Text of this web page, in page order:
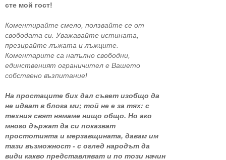
сте мой гост!
Коментирайте смело, ползвайте се от
свободата си. Уважавайте истината,
презирайте лъжата и лъжците.
Коментарите са напълно свободни,
единственият ограничител е Вашето
собствено възпитание!
На простаците бих дал съвет изобщо да
не идват в блога ми; той не е за тях: с
техния свят нямаме нищо общо. Но ако
много държат да си показват
простотията и мерзавщината, давам им
тази възможност - с оглед народът да
види какво представляват и по този начин